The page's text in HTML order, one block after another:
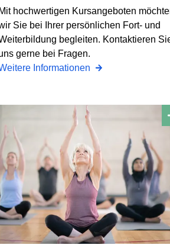
Mit hochwertigen Kursangeboten
Sie bei Ihrer persönlichen Fort- und
begleiten. Kontaktieren
gerne bei Fragen.
Informationen